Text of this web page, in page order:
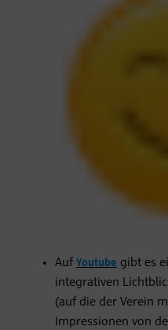
Auf Youtube gibt es
integrativen
(auf die der Verein
Impressionen von